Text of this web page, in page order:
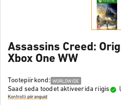
Assassins Creed:
Xbox One WW
Tootepiirkond: WORLDWIDE
Saad seda toodet aktiveerida riigis
Kontrolli piiranguid